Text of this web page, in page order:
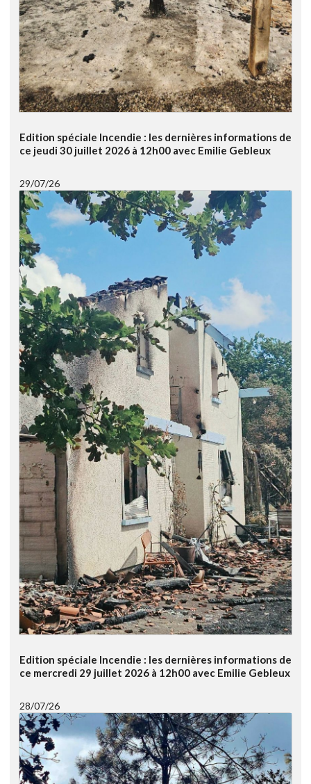
Edition spéciale Incendie : les dernières informations de
ce jeudi 30 juillet 2026 à 12h00 avec Emilie Gebleux
29/07/26
Edition spéciale Incendie : les dernières informations de
ce mercredi 29 juillet 2026 à 12h00 avec Emilie Gebleux
28/07/26